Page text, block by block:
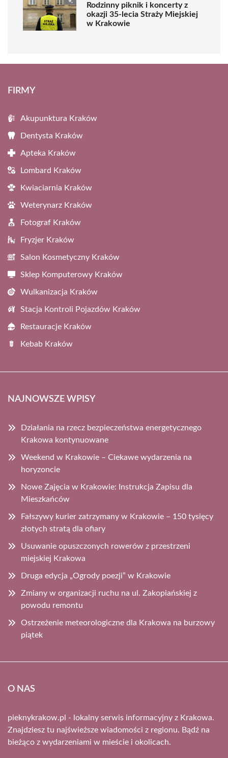
Rodzinny piknik i koncerty z
okazji 35-lecia Straży Miejskiej
w Krakowie
FIRMY
Akupunktura Kraków
Dentysta Kraków
Apteka Kraków
Lombard Kraków
Kwiaciarnia Kraków
Weterynarz Kraków
Fotograf Kraków
Fryzjer Kraków
Salon Kosmetyczny Kraków
Sklep Komputerowy Kraków
Wulkanizacja Kraków
Stacja Kontroli Pojazdów Kraków
Restauracje Kraków
Kebab Kraków
NAJNOWSZE WPISY
Działania na rzecz bezpieczeństwa energetycznego
Krakowa kontynuowane
Weekend w Krakowie – Ciekawe wydarzenia na
horyzoncie
Nowe Zajęcia w Krakowie: Instrukcja Zapisu dla
Mieszkańców
Fałszywy kurier zatrzymany w Krakowie – 150 tysięcy
złotych stratą dla ofiary
Usuwanie opuszczonych rowerów z przestrzeni
miejskiej Krakowa
Druga edycja „Ogrody poezji” w Krakowie
Zmiany w organizacji ruchu na ul. Zakopiańskiej z
powodu remontu
Ostrzeżenie meteorologiczne dla Krakowa na burzowy
piątek
O NAS
pieknykrakow.pl - lokalny serwis informacyjny z Krakowa.
Znajdziesz tu najświeższe wiadomości z regionu. Bądź na
bieżąco z wydarzeniami w mieście i okolicach.